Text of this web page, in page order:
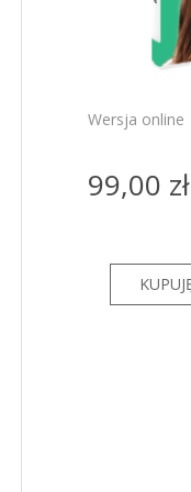
dla
Wersja online
99,00 zł